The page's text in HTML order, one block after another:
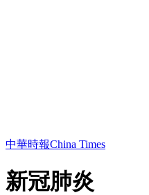
中華時報China Times
新冠肺炎